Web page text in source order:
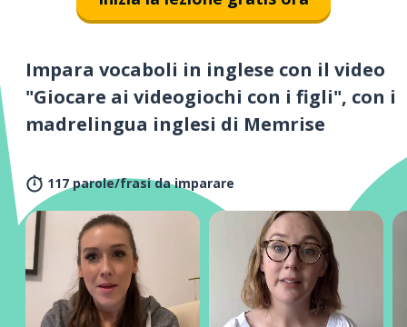
Impara vocaboli in inglese con il video
"Giocare ai videogiochi con i figli", con i
madrelingua inglesi di Memrise
117 parole/frasi da imparare